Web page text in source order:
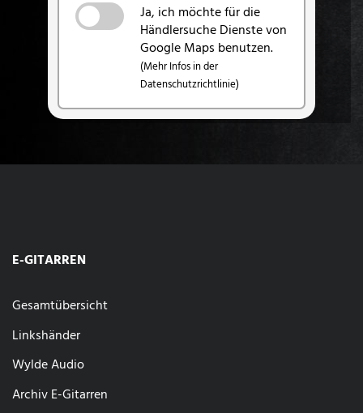
Ja, ich möchte für die
Händlersuche Dienste von
Google Maps benutzen.
(Mehr Infos in der
Datenschutzrichtlinie)
E-GITARREN
Gesamtübersicht
Linkshänder
Wylde Audio
Archiv E-Gitarren